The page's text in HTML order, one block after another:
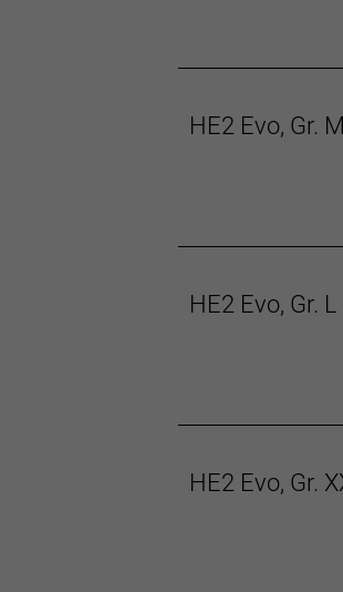
HE2 Evo, Gr. M
HE2 Evo, Gr. L
HE2 Evo, Gr.